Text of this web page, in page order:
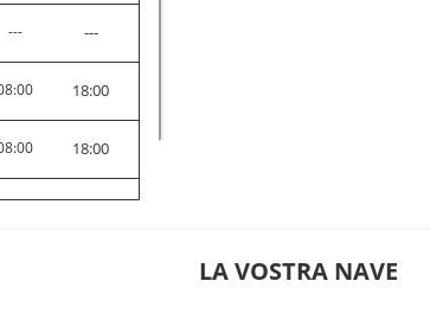
--- ---
18:00
18:00
18:00
LA VOSTRA NAVE